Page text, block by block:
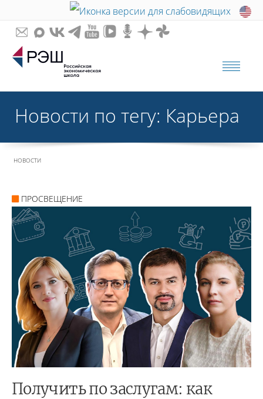
Новости по тегу: Карьера
НОВОСТИ
ПРОСВЕЩЕНИЕ
Получить по заслугам: как